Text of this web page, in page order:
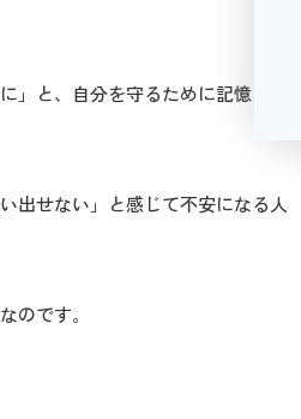
と、自分を守るために記憶を閉
出せない」と感じて不安になる人
のです。